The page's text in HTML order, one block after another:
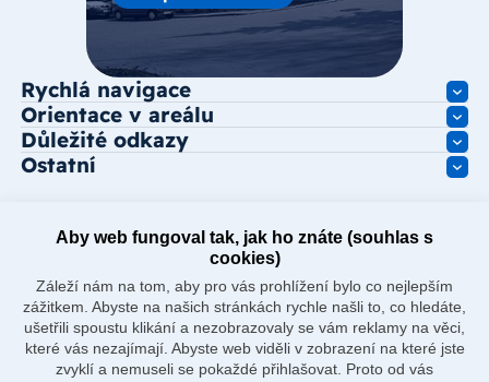
Rychlá navigace
Orientace v areálu
Důležité odkazy
Ostatní
Aby web fungoval tak, jak ho znáte (souhlas s
cookies)
Záleží nám na tom, aby pro vás prohlížení bylo co nejlepším
zážitkem. Abyste na našich stránkách rychle našli to, co hledáte,
ušetřili spoustu klikání a nezobrazovaly se vám reklamy na věci,
které vás nezajímají. Abyste web viděli v zobrazení na které jste
zvyklí a nemuseli se pokaždé přihlašovat. Proto od vás